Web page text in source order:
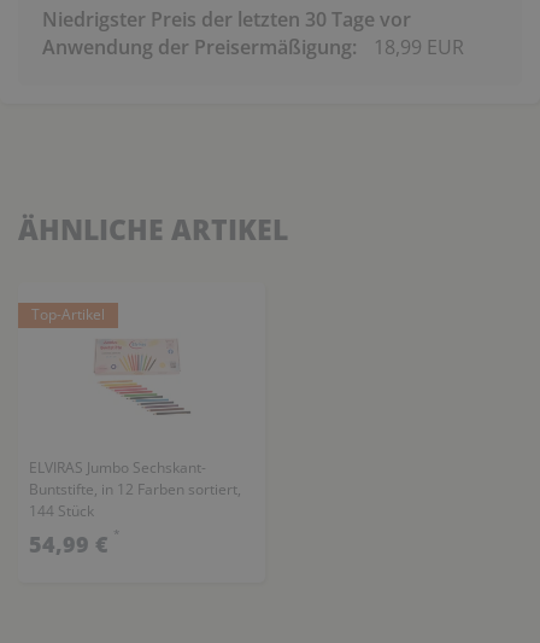
Niedrigster Preis der letzten 30 Tage vor
Anwendung der Preisermäßigung:
18,99 EUR
ÄHNLICHE ARTIKEL
Top-Artikel
ELVIRAS Jumbo Sechskant-
Buntstifte, in 12 Farben sortiert,
144 Stück
54,99 € *